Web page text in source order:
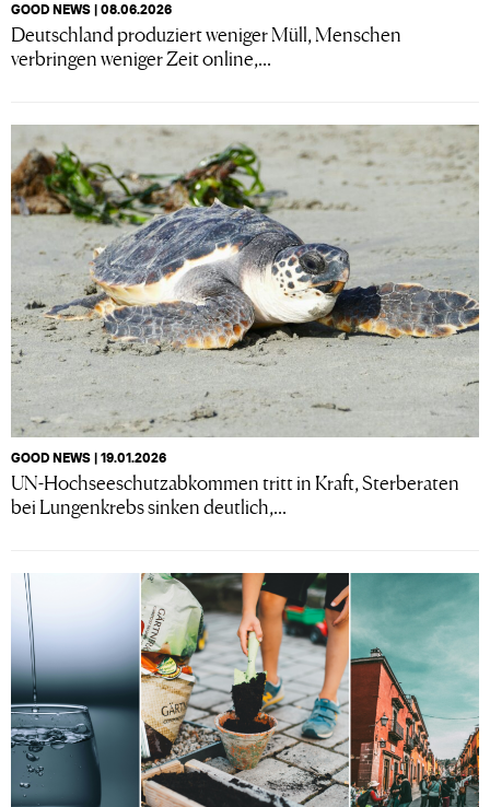
GOOD NEWS | 08.06.2026
Deutschland produziert weniger Müll, Menschen
verbringen weniger Zeit online,...
GOOD NEWS | 19.01.2026
UN-Hochseeschutzabkommen tritt in Kraft, Sterberaten
bei Lungenkrebs sinken deutlich,...